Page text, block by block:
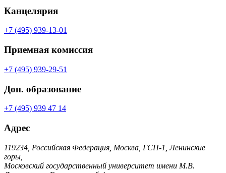
Канцелярия
+7 (495) 939-13-01
Приемная комиссия
+7 (495) 939-29-51
Доп. образование
+7 (495) 939 47 14
Адрес
119234, Российская Федерация, Москва, ГСП-1, Ленинские
горы,
Московский государственный университет имени М.В.